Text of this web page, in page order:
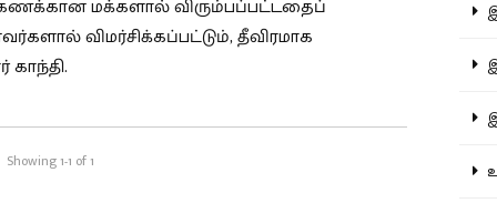
மக்களால் விரும்பப்பட்டதைப்
விமர்சிக்கப்பட்டும், தீவிரமாக
காந்தி.
Showing 1-1 of 1